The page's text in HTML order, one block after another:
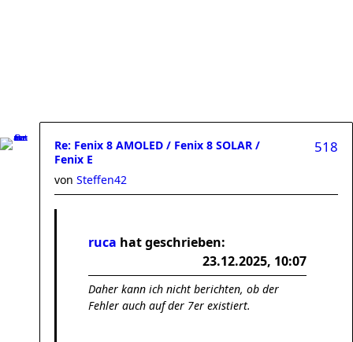
Re: Fenix 8 AMOLED / Fenix 8 SOLAR /
Fenix E
518
von Steffen42
ruca hat geschrieben:
23.12.2025, 10:07
Daher kann ich nicht berichten, ob der
Fehler auch auf der 7er existiert.